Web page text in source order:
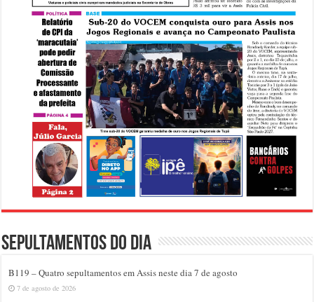
Sepultamentos do dia
B119 – Quatro sepultamentos em Assis neste dia 7 de agosto
7 de agosto de 2026